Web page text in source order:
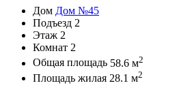
Дом Дом №45
Подъезд 2
Этаж 2
Комнат 2
Общая площадь 58.6 м2
Площадь жилая 28.1 м2